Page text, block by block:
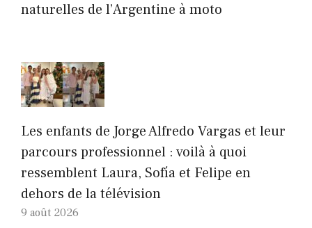
naturelles de l’Argentine à moto
Les enfants de Jorge Alfredo Vargas et leur
parcours professionnel : voilà à quoi
ressemblent Laura, Sofía et Felipe en
dehors de la télévision
9 août 2026